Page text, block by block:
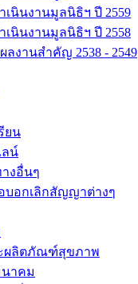
เนินงานมูลนิธิฯ ปี 2559
เนินงานมูลนิธิฯ ปี 2558
ลงานสำคัญ 2538 - 2549
ยน
ลน์
งอื่นๆ
บอกเลิกสัญญาต่างๆ
ผลิตภัณฑ์สุขภาพ
าคม